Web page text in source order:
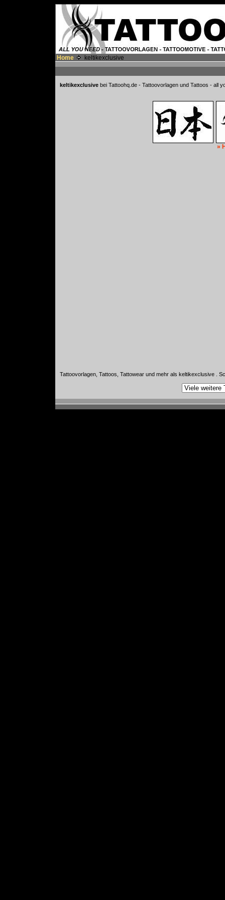
Home keltikexclusive
keltikexclusive bei Tattoohq.de - Tattoovorlagen und Tattoos - all
»
Tattoovorlagen, Tattoos, Tattowear und mehr als keltikexclusive .